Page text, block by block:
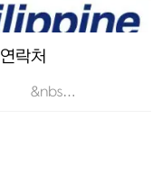
락처
&nbs…